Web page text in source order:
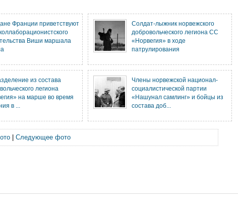
Франции приветствуют
Виши маршала
Солдат-лыжник норвежского
добровольческого легиона СС
«Норвегия» в ходе
патрулирования
из состава
легиона
на марше во время
в ...
Члены норвежской национал-
социалистической партии
«Нашунал самлинг» и бойцы из
состава доб...
| Следующее фото